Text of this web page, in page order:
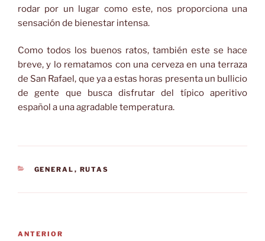
rodar por un lugar como este, nos proporciona una
sensación de bienestar intensa.
Como todos los buenos ratos, también este se hace
breve, y lo rematamos con una cerveza en una terraza
de San Rafael, que ya a estas horas presenta un bullicio
de gente que busca disfrutar del típico aperitivo
español a una agradable temperatura.
CATEGORÍAS
GENERAL , RUTAS
Entrada
ANTERIOR